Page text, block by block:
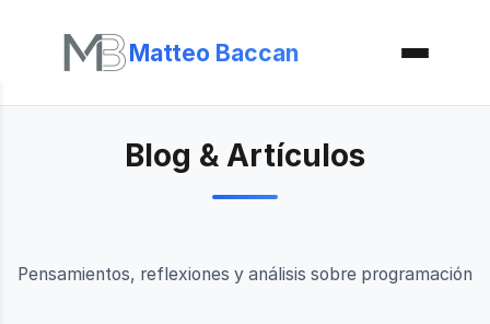
Matteo Baccan
Blog & Artículos
Pensamientos, reflexiones y análisis sobre programación